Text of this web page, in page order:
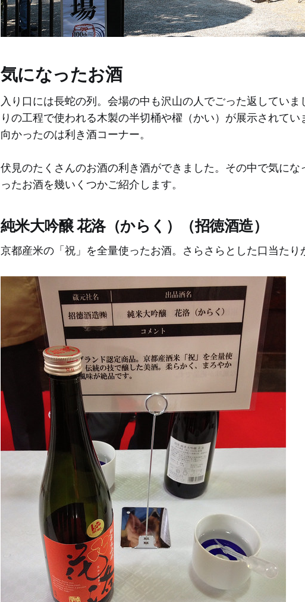
気になったお酒
入り口には長蛇の列。会場の中も沢山の人でごった返してい
りの工程で使われる木製の半切桶や櫂（かい）が展示されて
向かったのは利き酒コーナー。
伏見のたくさんのお酒の利き酒ができました。その中で気に
ったお酒を幾いくつかご紹介します。
純米大吟醸 花洛（からく）（招徳酒造）
京都産米の「祝」を全量使ったお酒。さらさらとした口当たり